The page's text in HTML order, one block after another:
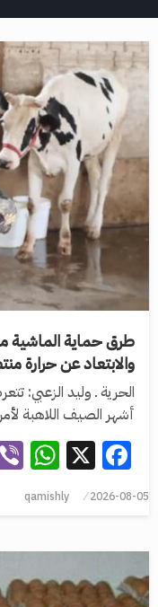
طرق حماية الماشية
والابتعاد عن حرارة
الحرية ـ وليد الزعبي:
أشهر الصيف اللاهبة
X
2026-08-05
qamishly